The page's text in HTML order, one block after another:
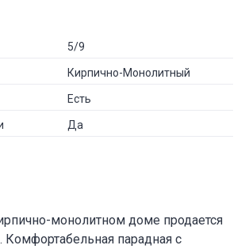
5/9
Кирпично-Монолитный
Есть
Да
монолитном доме продается
Комфортабельная парадная с